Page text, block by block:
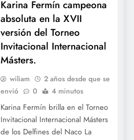
Karina Fermín campeona
absoluta en la XVII
versión del Torneo
Invitacional Internacional
Másters.
wiliam
2 años desde que se
envió
0 4 minutos
Karina Fermín brilla en el Torneo
Invitacional Internacional Másters
de los Delfines del Naco La